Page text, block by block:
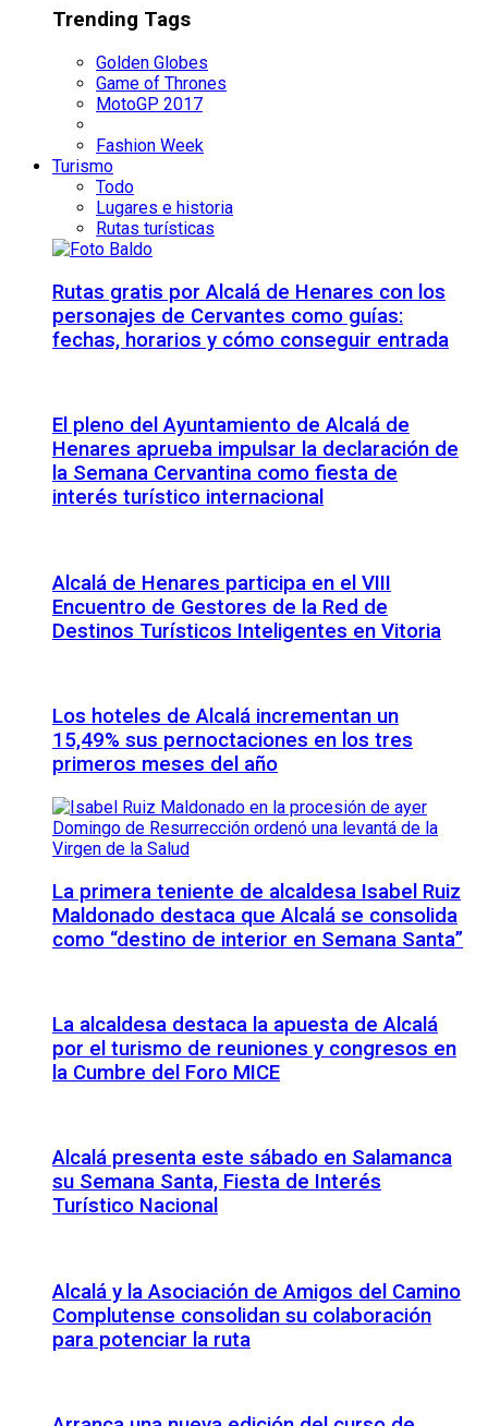
Trending Tags
Golden Globes
Game of Thrones
MotoGP 2017
Fashion Week
Turismo
Todo
Lugares e historia
Rutas turísticas
Rutas gratis por Alcalá de Henares con los
personajes de Cervantes como guías:
fechas, horarios y cómo conseguir entrada
El pleno del Ayuntamiento de Alcalá de
Henares aprueba impulsar la declaración de
la Semana Cervantina como fiesta de
interés turístico internacional
Alcalá de Henares participa en el VIII
Encuentro de Gestores de la Red de
Destinos Turísticos Inteligentes en Vitoria
Los hoteles de Alcalá incrementan un
15,49% sus pernoctaciones en los tres
primeros meses del año
La primera teniente de alcaldesa Isabel Ruiz
Maldonado destaca que Alcalá se consolida
como “destino de interior en Semana Santa”
La alcaldesa destaca la apuesta de Alcalá
por el turismo de reuniones y congresos en
la Cumbre del Foro MICE
Alcalá presenta este sábado en Salamanca
su Semana Santa, Fiesta de Interés
Turístico Nacional
Alcalá y la Asociación de Amigos del Camino
Complutense consolidan su colaboración
para potenciar la ruta